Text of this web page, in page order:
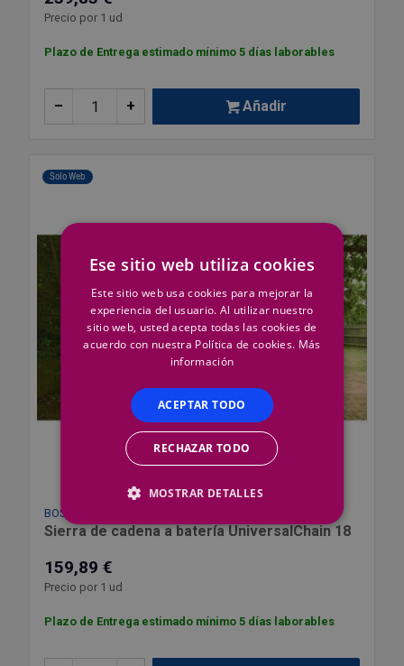
Precio por 1 ud
Plazo de Entrega estimado mínimo 5 días laborables
+
– Añadir
Solo Web
BOSCH
Sierra de cadena a batería UniversalChain 18
159,89 €
Precio por 1 ud
Plazo de Entrega estimado mínimo 5 días laborables
Ese sitio web utiliza cookies
Este sitio web usa cookies para mejorar la
experiencia del usuario. Al utilizar nuestro
sitio web, usted acepta todas las cookies de
acuerdo con nuestra Política de cookies. Más
información
ACEPTAR TODO
RECHAZAR TODO
MOSTRAR DETALLES